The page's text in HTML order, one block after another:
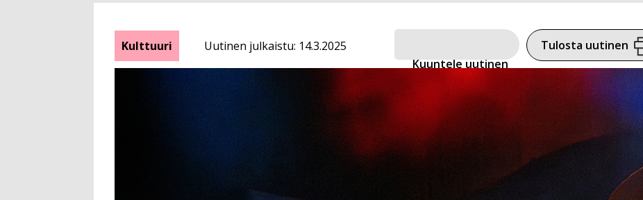
Kulttuuri
Uutinen julkaistu: 14.3.2025
Kuuntele uutinen
Tulosta uutinen